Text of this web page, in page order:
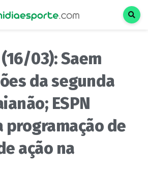
03): Saem
da segunda
ESPN
programação de
ação na